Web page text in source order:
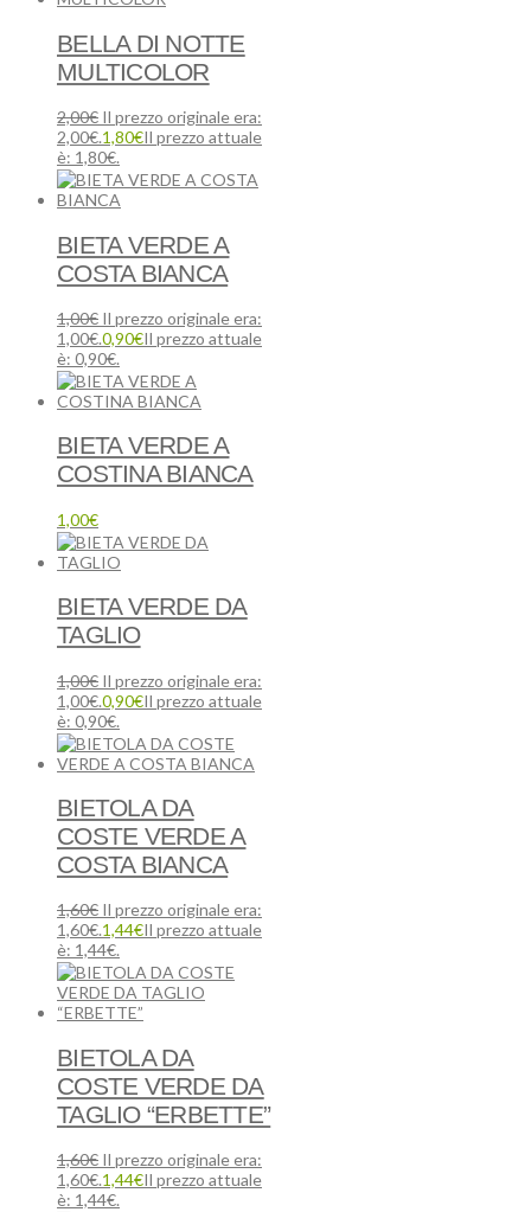
BELLA DI NOTTE
MULTICOLOR
2,00€ Il prezzo originale era:
2,00€.1,80€Il prezzo attuale
è: 1,80€.
BIETA VERDE A
COSTA BIANCA
1,00€ Il prezzo originale era:
1,00€.0,90€Il prezzo attuale
è: 0,90€.
BIETA VERDE A
COSTINA BIANCA
1,00€
BIETA VERDE DA
TAGLIO
1,00€ Il prezzo originale era:
1,00€.0,90€Il prezzo attuale
è: 0,90€.
BIETOLA DA
COSTE VERDE A
COSTA BIANCA
1,60€ Il prezzo originale era:
1,60€.1,44€Il prezzo attuale
è: 1,44€.
BIETOLA DA
COSTE VERDE DA
TAGLIO “ERBETTE”
1,60€ Il prezzo originale era:
1,60€.1,44€Il prezzo attuale
è: 1,44€.